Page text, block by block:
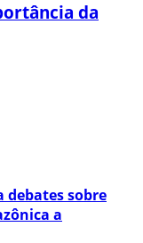
da
debates sobre
a